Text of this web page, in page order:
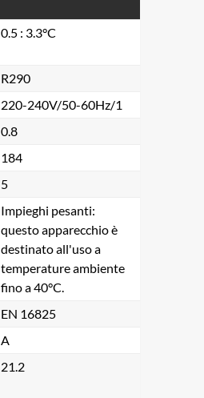
0.5 : 3.3°C
R290
220-240V/50-60Hz/1
0.8
184
5
Impieghi pesanti:
questo apparecchio è
destinato all'uso a
temperature ambiente
fino a 40°C.
EN 16825
A
21.2